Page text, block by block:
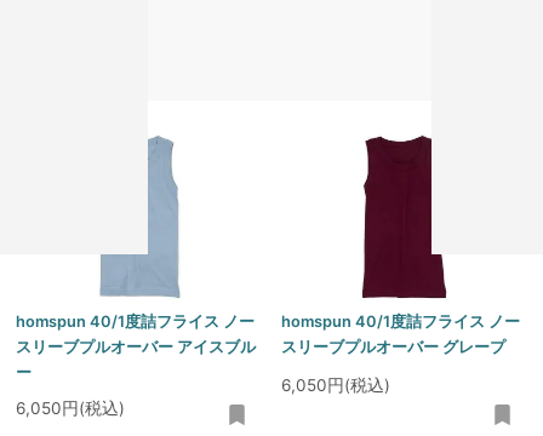
homspun 40/1度詰フライス ノー
スリーブプルオーバー アイスブル
ー
6,050円(税込)
homspun 40/1度詰フライス ノー
スリーブプルオーバー グレープ
6,050円(税込)